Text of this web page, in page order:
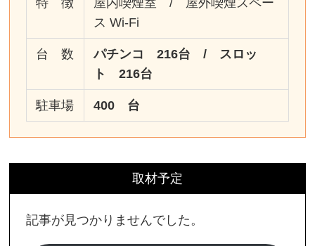
ス Wi-Fi
台 数
パチンコ 216台 / スロッ
ト 216台
駐車場 400 台
取材予定
記事が見つかりませんでした。